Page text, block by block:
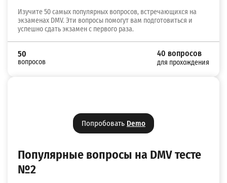
Изучите 50 самых популярных вопросов, встречающихся на
экзаменах DMV. Эти вопросы помогут вам подготовиться и
успешно сдать экзамен с первого раза.
50
вопросов
40 вопросов
для прохождения
Попробовать Demo
Популярные вопросы на DMV тесте
№2